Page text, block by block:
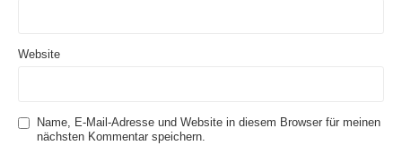
Website
Name, E-Mail-Adresse und Website in diesem Browser für meinen
nächsten Kommentar speichern.